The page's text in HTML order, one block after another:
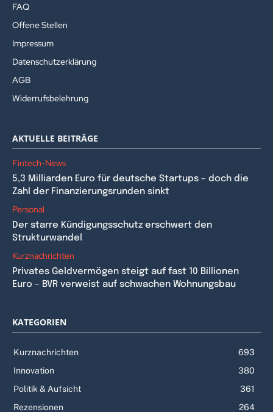
FAQ
Offene Stellen
Impressum
Datenschutzerklärung
AGB
Widerrufsbelehrung
AKTUELLE BEITRÄGE
Fintech-News
5,3 Milliarden Euro für deutsche Startups – doch die
Zahl der Finanzierungsrunden sinkt
Personal
Der starre Kündigungsschutz erschwert den
Strukturwandel
Kurznachrichten
Privates Geldvermögen steigt auf fast 10 Billionen
Euro – BVR verweist auf schwachen Wohnungsbau
KATEGORIEN
Kurznachrichten
693
Innovation
380
Politik & Aufsicht
361
Rezensionen
264